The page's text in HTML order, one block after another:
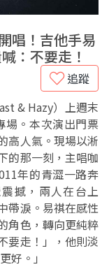
唱！吉他手易
：不要走！
追蹤
& Hazy）上週末
場。本次演出門票
高人氣。現場以淅
的那一刻，主唱咖
年的青澀一路奔
撼，兩人在台上
帶淚。易祺在感性
角色，轉向更純粹
要走！」，他則淡
好。」